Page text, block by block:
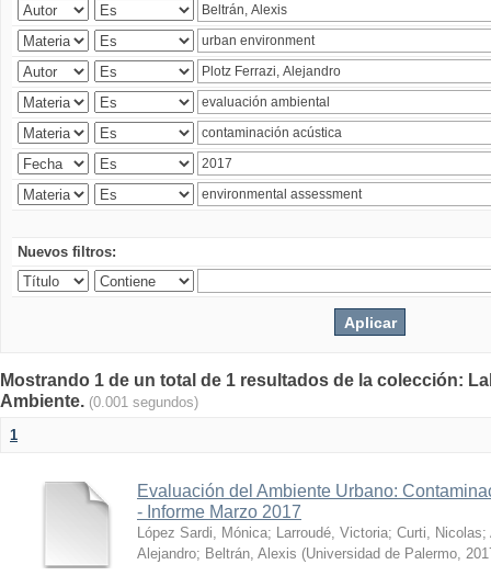
Nuevos filtros:
Mostrando 1 de un total de 1 resultados de la colección:
Ambiente. (0.001 segundos)
1
Evaluación del Ambiente Urbano:
- Informe Marzo 2017
López Sardi, Mónica; Larroudé, Victoria; Curti, Nicolas;
Alejandro; Beltrán, Alexis (Universidad de Palermo,